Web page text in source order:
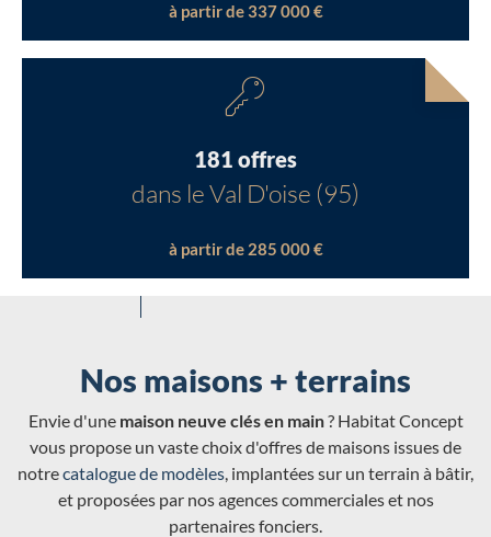
à partir de 337 000 €
181 offres
dans le Val D'oise (95)
à partir de 285 000 €
Nos maisons + terrains
Envie d'une maison neuve clés en main? Habitat Concept
vous propose un vaste choix d'offres de maisons issues de
notrecatalogue de modèles, implantées sur un terrain à bâtir,
et proposées par nos agences commerciales et nos
partenaires fonciers.